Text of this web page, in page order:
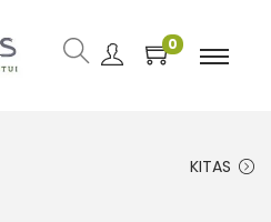
0
KITAS